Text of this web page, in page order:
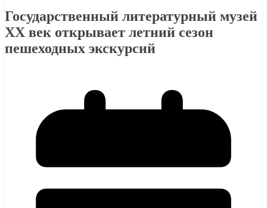
Государственный литературный музей
ХХ век открывает летний сезон
пешеходных экскурсий